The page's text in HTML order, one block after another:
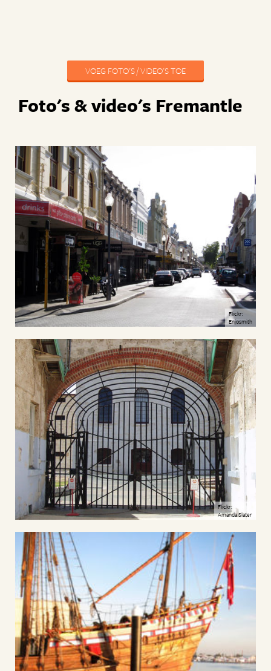
VOEG FOTO'S / VIDEO'S TOE
Foto's & video's Fremantle
Flickr:
Enjosmith
Flickr:
Amanda Slater